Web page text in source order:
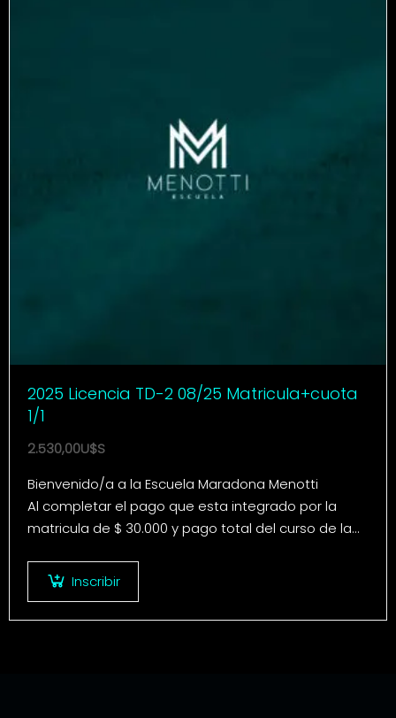
2025 Licencia TD-2 08/25 Matricula+cuota
1/1
2.530,00U$S
Bienvenido/a a la Escuela Maradona Menotti
Al completar el pago que esta integrado por la
matricula de $ 30.000 y pago total del curso de la
Inscribir